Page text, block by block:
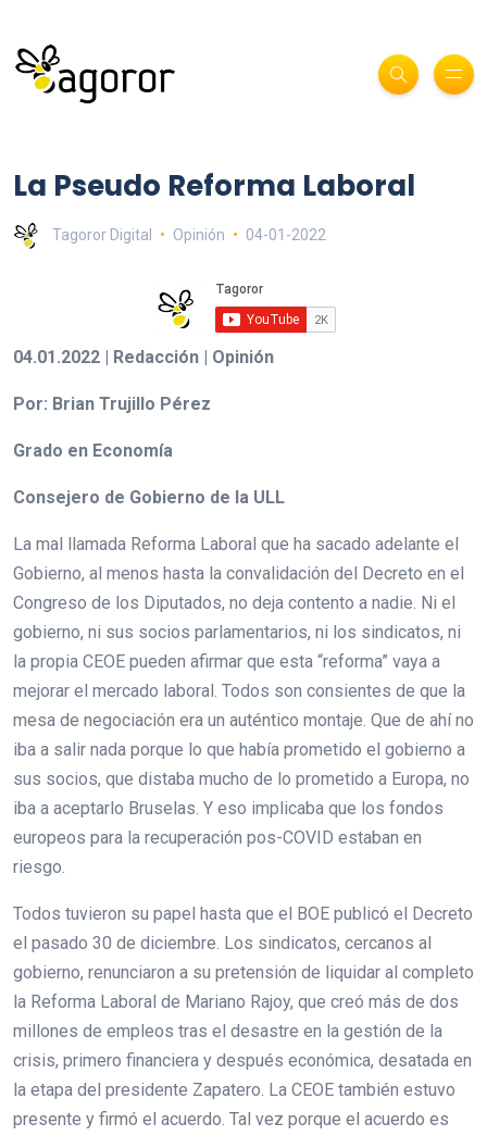
La Pseudo Reforma Laboral
Tagoror Digital Opinión 04-01-2022
04.01.2022 | Redacción | Opinión
Por: Brian Trujillo Pérez
Grado en Economía
Consejero de Gobierno de la ULL
La mal llamada Reforma Laboral que ha sacado adelante el
Gobierno, al menos hasta la convalidación del Decreto en el
Congreso de los Diputados, no deja contento a nadie. Ni el
gobierno, ni sus socios parlamentarios, ni los sindicatos, ni
la propia CEOE pueden afirmar que esta “reforma” vaya a
mejorar el mercado laboral. Todos son consientes de que la
mesa de negociación era un auténtico montaje. Que de ahí no
iba a salir nada porque lo que había prometido el gobierno a
sus socios, que distaba mucho de lo prometido a Europa, no
iba a aceptarlo Bruselas. Y eso implicaba que los fondos
europeos para la recuperación pos-COVID estaban en
riesgo.
Todos tuvieron su papel hasta que el BOE publicó el Decreto
el pasado 30 de diciembre. Los sindicatos, cercanos al
gobierno, renunciaron a su pretensión de liquidar al completo
la Reforma Laboral de Mariano Rajoy, que creó más de dos
millones de empleos tras el desastre en la gestión de la
crisis, primero financiera y después económica, desatada en
la etapa del presidente Zapatero. La CEOE también estuvo
presente y firmó el acuerdo. Tal vez porque el acuerdo es